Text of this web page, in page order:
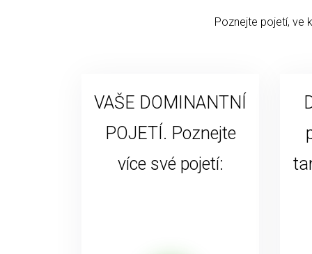
Poznejte pojetí, ve
VAŠE DOMINANTNÍ
POJETÍ. Poznejte
více své pojetí: